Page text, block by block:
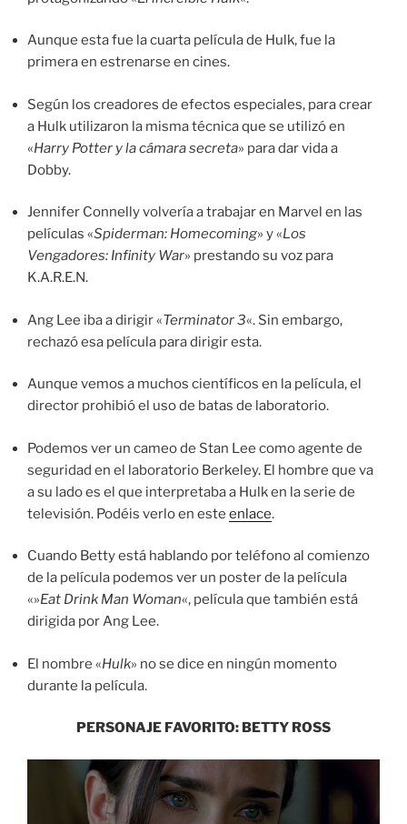
Aunque esta fue la cuarta película de Hulk, fue la
primera en estrenarse en cines.
Según los creadores de efectos especiales, para crear
a Hulk utilizaron la misma técnica que se utilizó en
«Harry Potter y la cámara secreta» para dar vida a
Dobby.
Jennifer Connelly volvería a trabajar en Marvel en las
películas «Spiderman: Homecoming» y «Los
Vengadores: Infinity War» prestando su voz para
K.A.R.E.N.
Ang Lee iba a dirigir «Terminator 3«. Sin embargo,
rechazó esa película para dirigir esta.
Aunque vemos a muchos científicos en la película, el
director prohibió el uso de batas de laboratorio.
Podemos ver un cameo de Stan Lee como agente de
seguridad en el laboratorio Berkeley. El hombre que va
a su lado es el que interpretaba a Hulk en la serie de
televisión. Podéis verlo en este enlace.
Cuando Betty está hablando por teléfono al comienzo
de la película podemos ver un poster de la película
«»Eat Drink Man Woman«, película que también está
dirigida por Ang Lee.
El nombre «Hulk» no se dice en ningún momento
durante la película.
PERSONAJE FAVORITO: BETTY ROSS